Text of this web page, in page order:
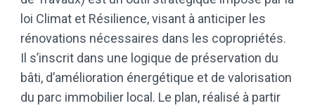
loi Climat et Résilience, visant à anticiper les
rénovations nécessaires dans les copropriétés.
Il s’inscrit dans une logique de préservation du
bâti, d’amélioration énergétique et de valorisation
du parc immobilier local. Le plan, réalisé à partir